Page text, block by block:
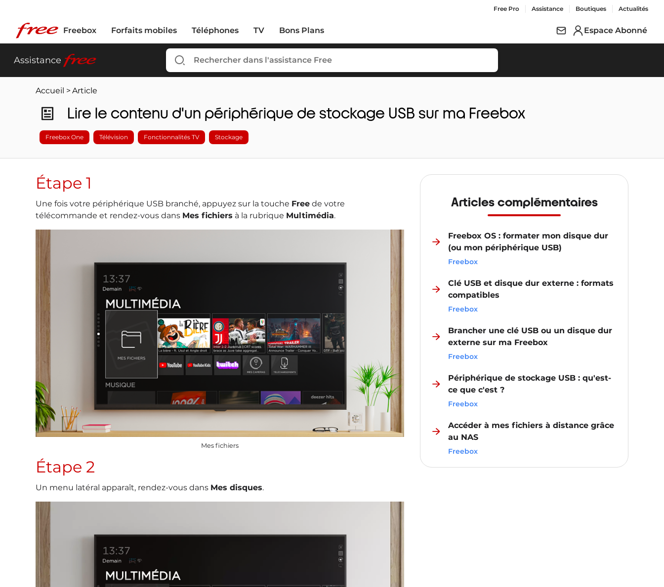
Free Pro Assistance Boutiques Actualités
Freebox Forfaits mobiles Téléphones TV Bons Plans Espace Abonné
Assistance free
Accueil > Article
Lire le contenu d'un périphérique de stockage USB sur ma Freebox
Freebox One Télévision Fonctionnalités TV Stockage
Étape 1
Une fois votre périphérique USB branché, appuyez sur la touche Free de votre
télécommande et rendez-vous dans Mes fichiers à la rubrique Multimédia.
Mes fichiers
Étape 2
Un menu latéral apparaît, rendez-vous dans Mes disques.
Articles complémentaires
Freebox OS : formater mon disque dur
(ou mon périphérique USB)
Freebox
Clé USB et disque dur externe : formats
compatibles
Freebox
Brancher une clé USB ou un disque dur
externe sur ma Freebox
Freebox
Périphérique de stockage USB : qu'est-
ce que c'est ?
Freebox
Accéder à mes fichiers à distance grâce
au NAS
Freebox